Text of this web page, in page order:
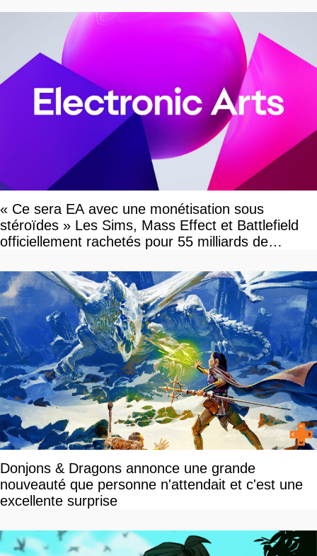
« Ce sera EA avec une monétisation sous
stéroïdes » Les Sims, Mass Effect et Battlefield
officiellement rachetés pour 55 milliards de
Donjons & Dragons annonce une grande
nouveauté que personne n'attendait et c'est une
excellente surprise